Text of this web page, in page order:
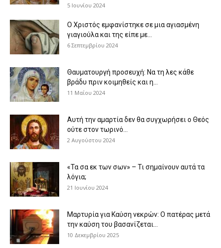
5 Ιουνίου 2024
Ο Χριστός εμφανίστηκε σε μια αγιασμένη
γιαγιούλα και της είπε με...
6 Σεπτεμβρίου 2024
Θαυματουργή προσευχή: Να τη λες κάθε
βράδυ πριν κοιμηθείς και η...
11 Μαΐου 2024
Αυτή την αμαρτία δεν θα συγχωρήσει ο Θεός
ούτε στον τωρινό...
2 Αυγούστου 2024
«Τα σα εκ των σων» – Τι σημαίνουν αυτά τα
λόγια;
21 Ιουνίου 2024
Μαρτυρία για Καύση νεκρών: Ο πατέρας μετά
την καύση του βασανίζεται...
10 Δεκεμβρίου 2025